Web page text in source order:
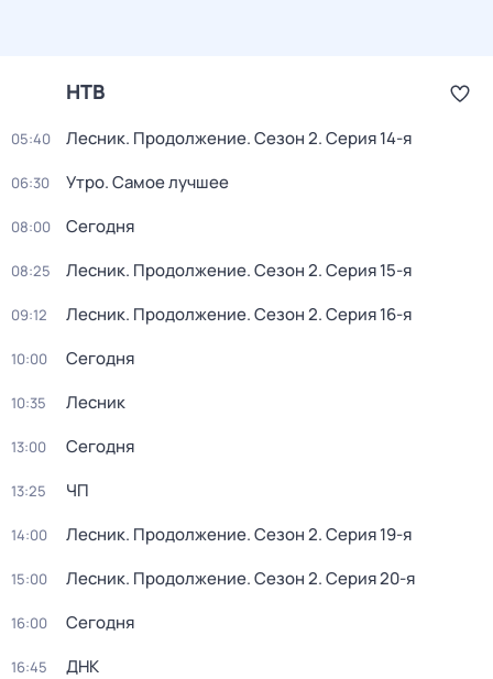
НТВ
05:40 Лесник. Продолжение. Сезон 2. Серия 14-я
06:30 Утро. Самое лучшее
08:00 Сегодня
08:25 Лесник. Продолжение. Сезон 2. Серия 15-я
09:12 Лесник. Продолжение. Сезон 2. Серия 16-я
10:00 Сегодня
10:35 Лесник
13:00 Сегодня
13:25 ЧП
14:00 Лесник. Продолжение. Сезон 2. Серия 19-я
15:00 Лесник. Продолжение. Сезон 2. Серия 20-я
16:00 Сегодня
16:45 ДНК